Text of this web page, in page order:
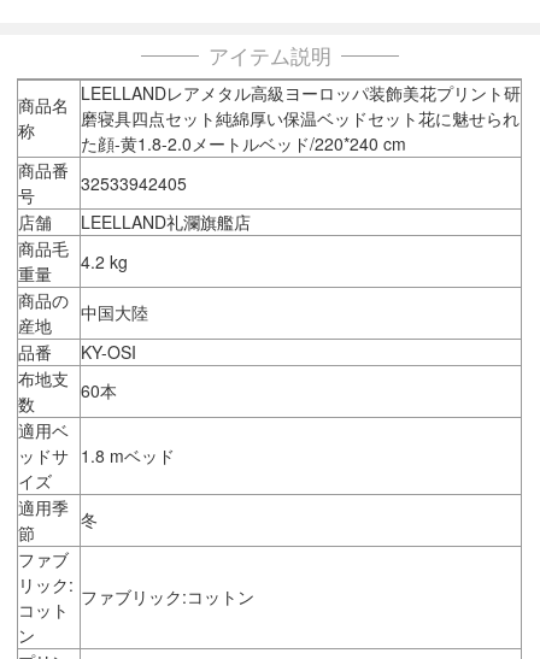
アイテム説明
商品名
称
LEELLANDレアメタル高級ヨーロッパ装飾美花プリント研
磨寝具四点セット純綿厚い保温ベッドセット花に魅せられ
た顔-黄1.8-2.0メートルベッド/220*240 cm
商品番
号
32533942405
店舗
LEELLAND礼瀾旗艦店
商品毛
重量
4.2 kg
商品の
産地
中国大陸
品番
KY-OSI
布地支
数
60本
適用ベ
ッドサ
イズ
1.8 mベッド
適用季
節
冬
ファブ
リック:
コット
ン
ファブリック:コットン